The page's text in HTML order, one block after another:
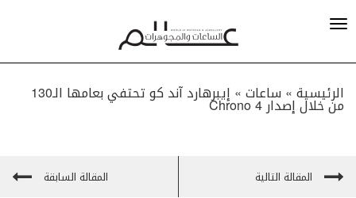
الرئيسية » ساعات» إيبرهارد آند كو تحتفي بعامها الـ130
من خلال إصدار Chrono 4
المقالة التالية المقالة السابقة